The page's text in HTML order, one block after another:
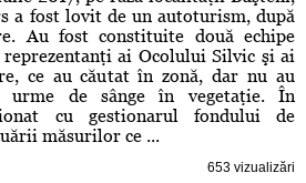
a fost lovit de un autoturism, după
Au fost constituite două echipe
ai Ocolului Silvic şi ai
ce au căutat în zonă, dar nu au
urme de sânge în vegetaţie. În
cu gestionarul fondului de
măsurilor ce ...
653 vizualizări